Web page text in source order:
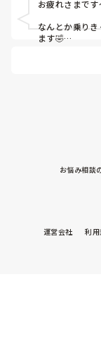
お疲れさまです
なんとか乗り
ます🤣
ストレスでの
お悩み相談
運営会社 利